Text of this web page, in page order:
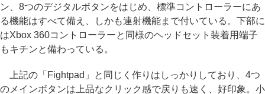
ン、8つのデジタルボタンをはじめ、標準コントローラーにあ
る機能はすべて備え、しかも連射機能まで付いている。下部に
はXbox 360コントローラーと同様のヘッドセット装着用端子
もキチンと備わっている。
上記の「Fightpad」と同じく作りはしっかりしており、4つ
のメインボタンは上品なクリック感で戻りも速く、好印象。小